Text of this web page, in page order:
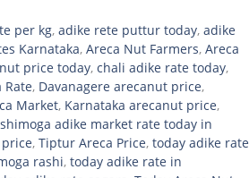
per kg,adike rete puttur today,adike
Karnataka, Areca Nut Farmers, Areca
price today, chali adike rate today,
Rate, Davanagere arecanut price,
Market, Karnataka arecanut price,
shimoga adike market rate today in
, Tiptur Areca Price, today adike rate
rashi, today adike rate in